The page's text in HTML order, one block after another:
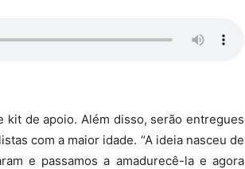
kit de apoio. Além disso, serão entregues
com a maior idade. “A ideia nasceu de
e passamos a amadurecê-la e agora